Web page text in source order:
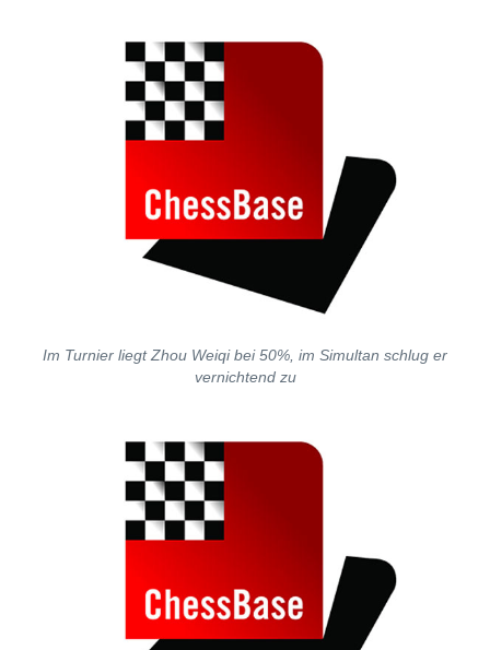
Im Turnier liegt Zhou Weiqi bei 50%, im Simultan schlug er
vernichtend zu